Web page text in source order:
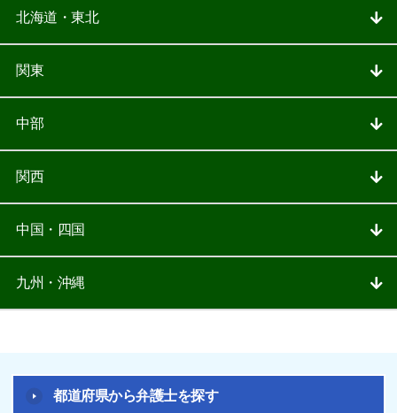
北海道・東北
関東
中部
関西
中国・四国
九州・沖縄
都道府県から弁護士を探す